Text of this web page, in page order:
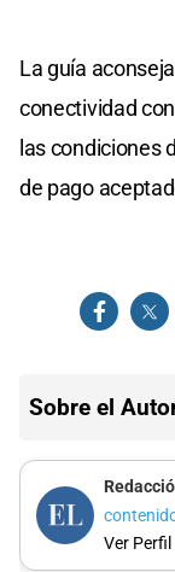
La guía
conectividad
las condiciones
de pago
Sobre el
Ver Perfil